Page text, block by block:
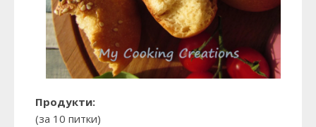
Продукти:
(за 10 питки)